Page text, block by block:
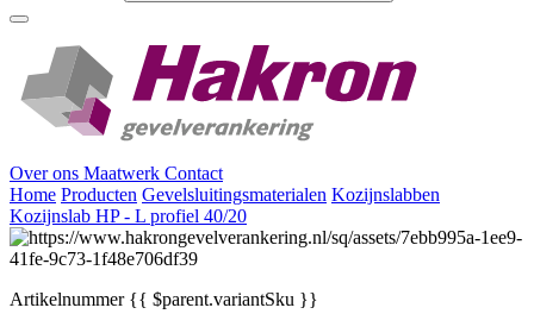
Over ons Maatwerk Contact
Home Producten Gevelsluitingsmaterialen Kozijnslabben
Kozijnslab HP - L profiel 40/20
Artikelnummer{{ $parent.variantSku }}